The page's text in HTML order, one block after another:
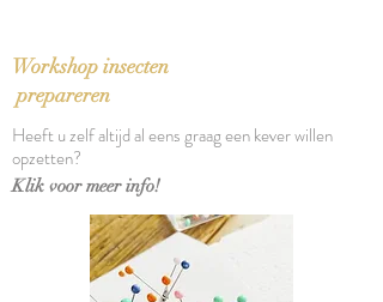
Workshop insecten
prepareren
Heeft u zelf altijd al eens graag een kever willen
opzetten?
Klik voor meer info!